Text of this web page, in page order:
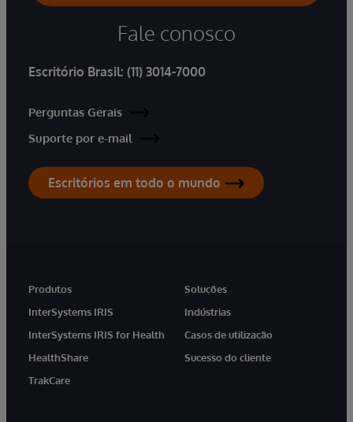
Fale conosco
Escritório Brasil: (11) 3014-7000
Perguntas Gerais
Suporte por e-mail
Escritórios em todo o mundo
Produtos
InterSystems IRIS
InterSystems IRIS for Health
HealthShare
TrakCare
Soluções
Indústrias
Casos de utilização
Sucesso do cliente